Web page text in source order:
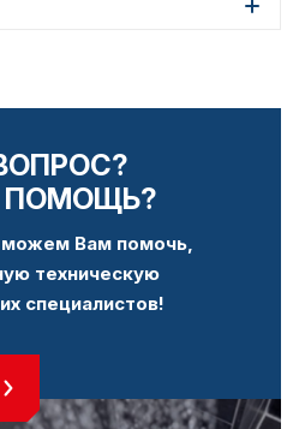
Вам помочь,
техническую
специалистов!